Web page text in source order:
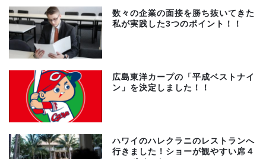
数々の企業の面接を勝ち抜いてきた
私が実践した3つのポイント！！
広島東洋カープの「平成ベストナイ
ン」を決定しました！！
ハワイのハレクラニのレストランへ
行きました！ショーが観やすい席４